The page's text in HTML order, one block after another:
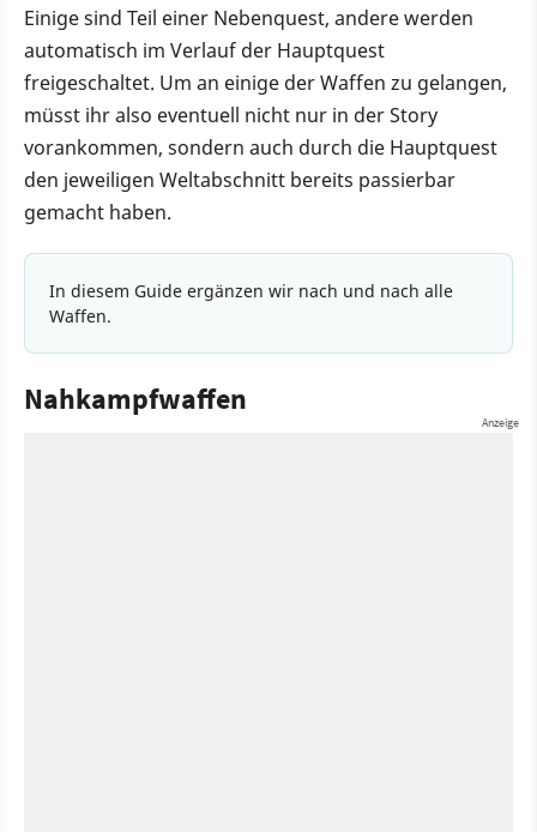
Einige sind Teil einer Nebenquest, andere werden
automatisch im Verlauf der Hauptquest
freigeschaltet. Um an einige der Waffen zu gelangen,
müsst ihr also eventuell nicht nur in der Story
vorankommen, sondern auch durch die Hauptquest
den jeweiligen Weltabschnitt bereits passierbar
gemacht haben.
In diesem Guide ergänzen wir nach und nach alle
Waffen.
Nahkampfwaffen